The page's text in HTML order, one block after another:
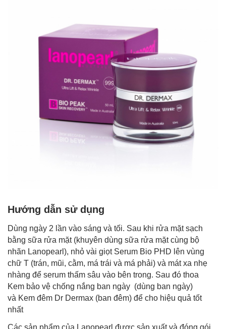
Hướng dẫn sử dụng
Dùng ngày 2 lần vào sáng và tối. Sau khi rửa mặt sạch
bằng sữa rửa mặt (khuyên dùng sữa rửa mặt cùng bộ
nhãn Lanopearl), nhỏ vài giọt Serum Bio PHD lên vùng
chữ T (trán, mũi, cằm, má trái và má phải) và mát xa nhẹ
nhàng để serum thấm sâu vào bên trong. Sau đó thoa
Kem bảo vệ chống nắng ban ngày (dùng ban ngày)
và Kem đêm Dr Dermax (ban đêm) để cho hiệu quả tốt
nhất
Các sản phẩm của Lanopearl được sản xuất và đóng gói